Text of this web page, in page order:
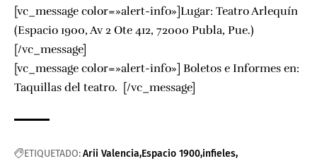
[vc_message color=»alert-info»]Lugar: Teatro Arlequín
(Espacio 1900, Av 2 Ote 412, 72000 Publa, Pue.)
[/vc_message]
[vc_message color=»alert-info»] Boletos e Informes en:
Taquillas del teatro. [/vc_message]
ETIQUETADO:Arii Valencia Espacio 1900 infieles